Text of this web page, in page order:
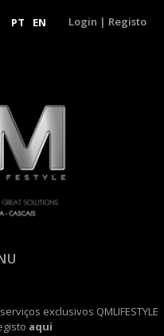
PT EN Login | Registo
exclusivos QMLIFESTYLE
aqui